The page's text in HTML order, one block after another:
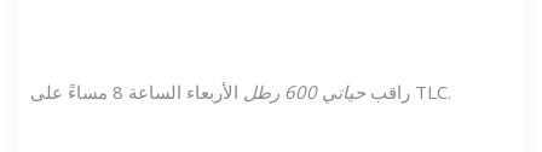
راقب حياتي 600 رطل الأربعاء الساعة 8 مساءً على TLC.